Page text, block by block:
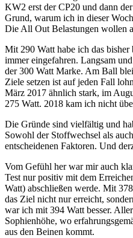
KW2 erst der CP20 und dann
Grund, warum ich in dieser
Die All Out Belastungen wollen
Mit 290 Watt habe ich das bisher
immer eingefahren. Langsam
der 300 Watt Marke. Am Ball
Ziele setzen ist auf jeden Fall
März 2017 ähnlich stark, im
275 Watt. 2018 kam ich nicht
Die Gründe sind vielfältig und
Sowohl der Stoffwechsel als
entscheidenen Faktoren. Und
Vom Gefühl her war mir auch
Test nur positiv mit dem
Watt) abschließen werde. Mit
das Ziel nicht nur erreicht,
war ich mit 394 Watt besser.
Sophienhöhe, wo
aus den Beinen kommt.